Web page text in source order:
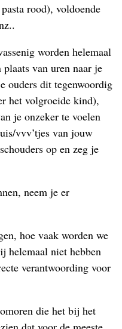
rood), voldoende
worden helemaal
van uren naar je
ouders dit tegenwoordig
het volgroeide kind),
je onzeker te voelen
vvv’tjes van jouw
op en zeg je
neem je er
hoe vaak worden we
helemaal niet hebben
verantwoording voor
die het bij het